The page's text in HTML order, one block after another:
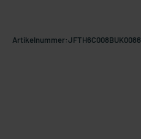
Artikelnummer:JFTH6C008BUK0086